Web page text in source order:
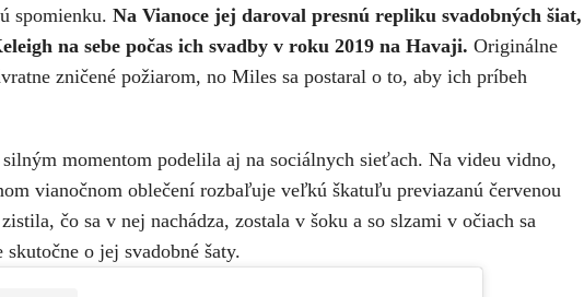
spomienku. Na Vianoce jej daroval presnú repliku svadobných šiat,
na sebe počas ich svadby v roku 2019 na Havaji. Originálne
zničené požiarom, no Miles sa postaral o to, aby ich príbeh
momentom podelila aj na sociálnych sieťach. Na videu vidno,
vianočnom oblečení rozbaľuje veľkú škatuľu previazanú červenou
čo sa v nej nachádza, zostala v šoku a so slzami v očiach sa
o jej svadobné šaty.